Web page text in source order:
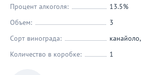
Процент алкоголя:
13.5%
Объем:
3
Сорт винограда:
канайоло,
Количество в коробке:
1